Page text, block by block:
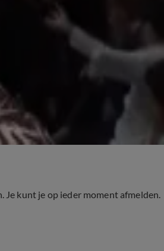
kunt je op ieder moment afmelden.